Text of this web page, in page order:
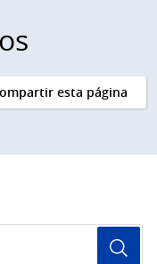
esta página